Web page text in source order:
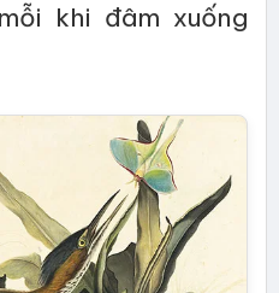
khi đâm xuống